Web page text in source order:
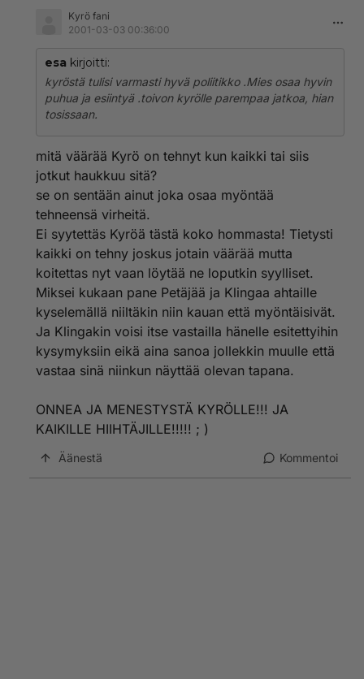
Kyrö fani
2001-03-03 00:36:00
esa kirjoitti:
kyröstä tulisi varmasti hyvä poliitikko .Mies osaa hyvin
puhua ja esiintyä .toivon kyrölle parempaa jatkoa, hian
tosissaan.
mitä väärää Kyrö on tehnyt kun kaikki tai siis
jotkut haukkuu sitä?
se on sentään ainut joka osaa myöntää
tehneensä virheitä.
Ei syytettäs Kyröä tästä koko hommasta! Tietysti
kaikki on tehny joskus jotain väärää mutta
koitettas nyt vaan löytää ne loputkin syylliset.
Miksei kukaan pane Petäjää ja Klingaa ahtaille
kyselemällä niiltäkin niin kauan että myöntäisivät.
Ja Klingakin voisi itse vastailla hänelle esitettyihin
kysymyksiin eikä aina sanoa jollekkin muulle että
vastaa sinä niinkun näyttää olevan tapana.
ONNEA JA MENESTYSTÄ KYRÖLLE!!! JA
KAIKILLE HIIHTÄJILLE!!!!! ; )
Äänestä Kommentoi